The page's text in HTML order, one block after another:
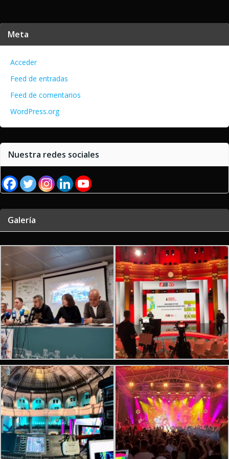
Meta
Acceder
Feed de entradas
Feed de comentarios
WordPress.org
Nuestra redes sociales
Galería